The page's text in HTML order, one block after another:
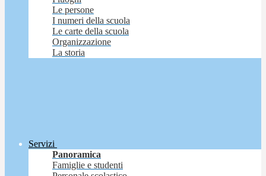
Le persone
I numeri della scuola
Le carte della scuola
Organizzazione
La storia
Servizi
Panoramica
Famiglie e studenti